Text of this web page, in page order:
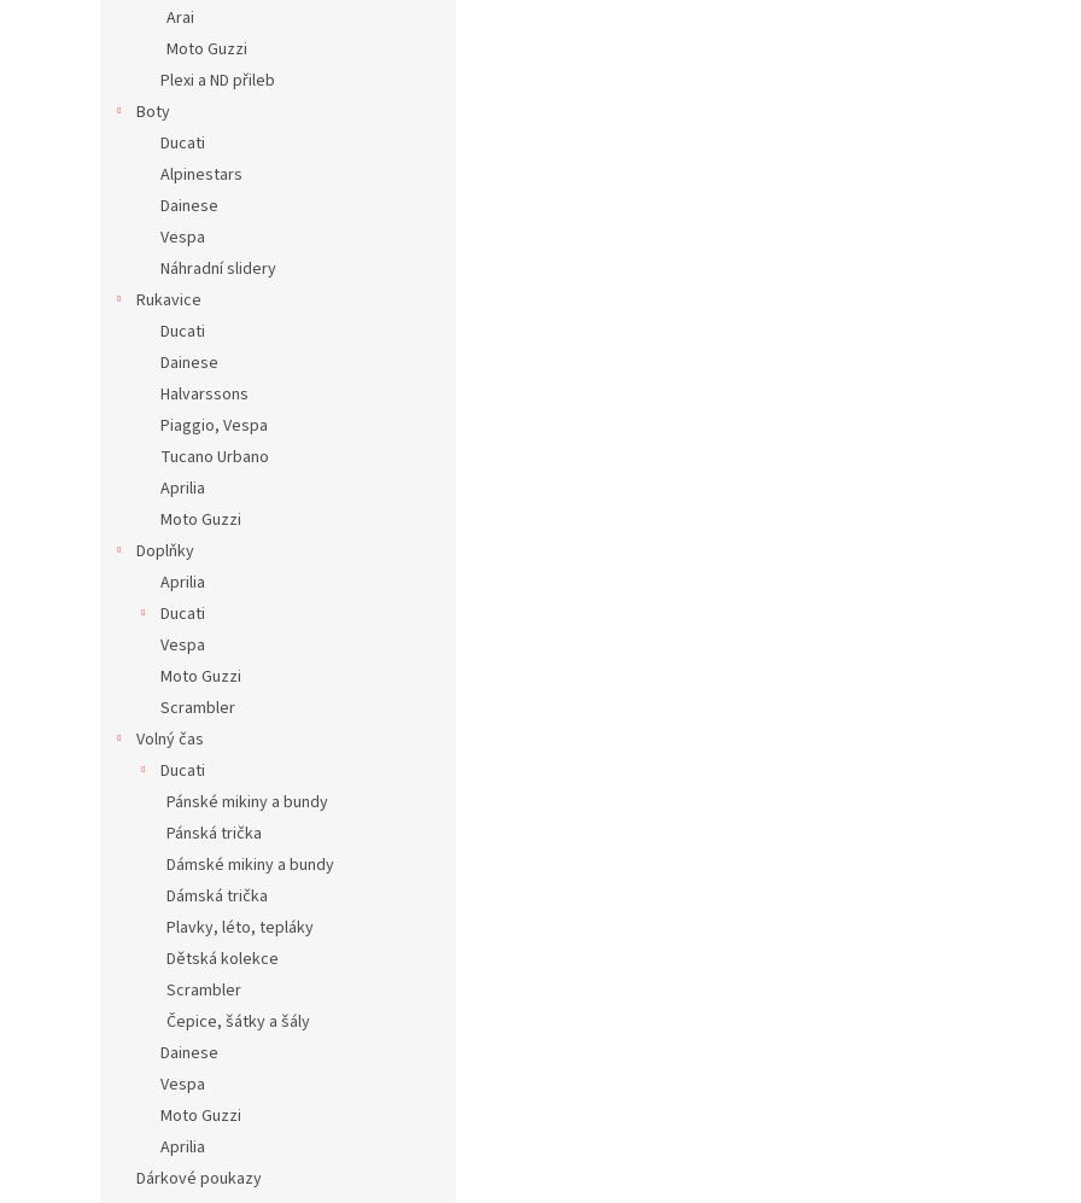
Arai
Moto Guzzi
Plexi a ND přileb
Boty
Ducati
Alpinestars
Dainese
Vespa
Náhradní slidery
Rukavice
Ducati
Dainese
Halvarssons
Piaggio, Vespa
Tucano Urbano
Aprilia
Moto Guzzi
Doplňky
Aprilia
Ducati
Vespa
Moto Guzzi
Scrambler
Volný čas
Ducati
Pánské mikiny a bundy
Pánská trička
Dámské mikiny a bundy
Dámská trička
Plavky, léto, tepláky
Dětská kolekce
Scrambler
Čepice, šátky a šály
Dainese
Vespa
Moto Guzzi
Aprilia
Dárkové poukazy